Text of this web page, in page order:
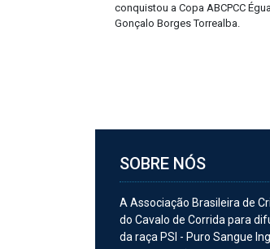
conquistou a Copa ABCPCC
Gonçalo Borges Torrealba.
SOBRE NÓS
A Associação Brasileira de
do Cavalo de Corrida para
da raça PSI - Puro Sangue